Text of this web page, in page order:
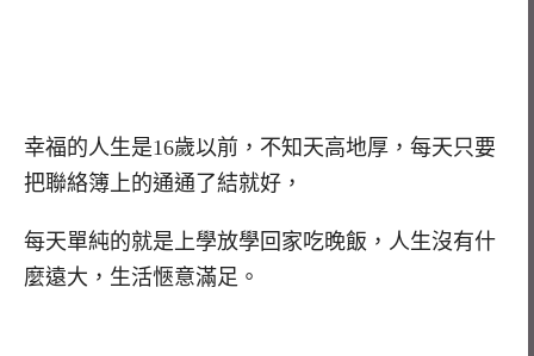
幸福的人生是16歲以前，不知天高地厚，每天只要
把聯絡簿上的通通了結就好，
每天單純的就是上學放學回家吃晚飯，人生沒有什
麼遠大，生活愜意滿足。